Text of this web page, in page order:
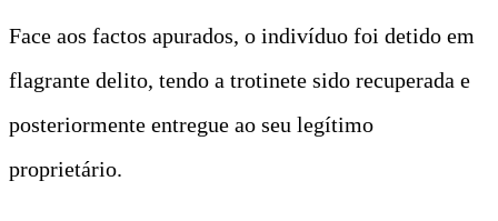
Face aos factos apurados, o indivíduo foi detido em
flagrante delito, tendo a trotinete sido recuperada e
posteriormente entregue ao seu legítimo
proprietário.